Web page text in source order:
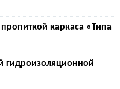
каркаса «Типа
гидроизоляционной